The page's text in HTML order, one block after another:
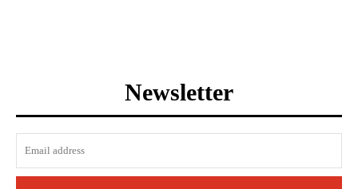
Newsletter